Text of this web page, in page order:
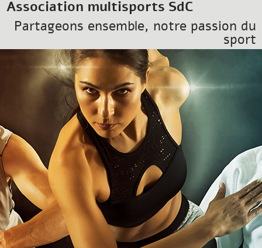
Association multisports SdC
Partageons ensemble, notre passion du
sport